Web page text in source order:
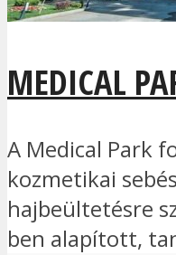
MEDICAL
A Medical Park
kozmetikai
hajbeültetésre
ben alapított,